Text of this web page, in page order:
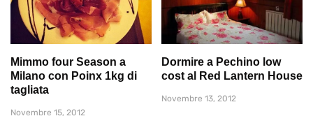
Mimmo four Season a
Milano con Poinx 1kg di
tagliata
Novembre 15, 2012
Dormire a Pechino low
cost al Red Lantern House
Novembre 13, 2012